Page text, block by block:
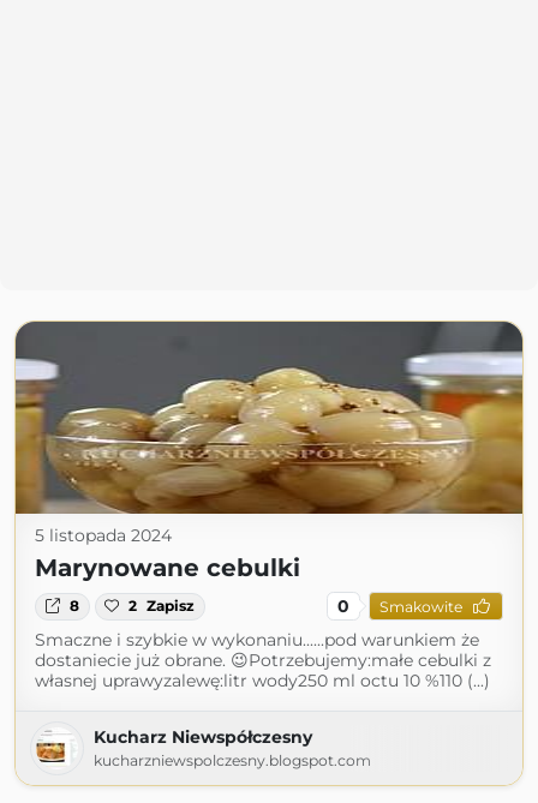
5 listopada 2024
Marynowane cebulki
8 2 Zapisz 0 Smakowite
Smaczne i szybkie w wykonaniu......pod warunkiem że
dostaniecie już obrane. 😉Potrzebujemy:małe cebulki z
własnej uprawyzalewę:litr wody250 ml octu 10 %110 (...)
Kucharz Niewspółczesny
kucharzniewspolczesny.blogspot.com